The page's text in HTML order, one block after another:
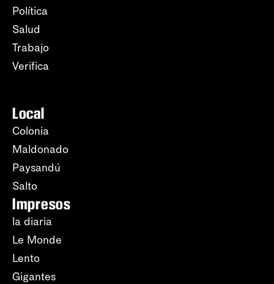
Política
Salud
Trabajo
Verifica
Local
Colonia
Maldonado
Paysandú
Salto
Impresos
la diaria
Le Monde
Lento
Gigantes